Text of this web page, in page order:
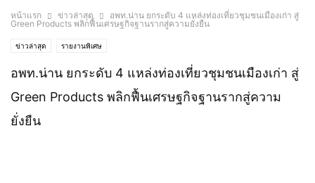
หน้าแรก ข่าวล่าสุด
อพท.น่าน ยกระดับ 4 แหล่งท่องเที่ยวชุมชนเมืองเก่า สู่
Green Products พลิกฟื้นเศรษฐกิจฐานรากสู่ความยั่งยืน
ข่าวล่าสุด รายงานพิเศษ
อพท.น่าน ยกระดับ 4 แหล่งท่องเที่ยวชุมชนเมืองเก่า สู่
Green Products พลิกฟื้นเศรษฐกิจฐานรากสู่ความ
ยั่งยืน